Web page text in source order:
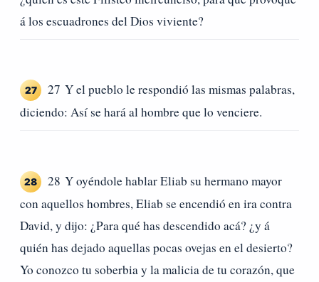
á los escuadrones del Dios viviente?
27
27 Y el pueblo le respondió las mismas palabras,
diciendo: Así se hará al hombre que lo venciere.
28
28 Y oyéndole hablar Eliab su hermano mayor
con aquellos hombres, Eliab se encendió en ira contra
David, y dijo: ¿Para qué has descendido acá? ¿y á
quién has dejado aquellas pocas ovejas en el desierto?
Yo conozco tu soberbia y la malicia de tu corazón, que